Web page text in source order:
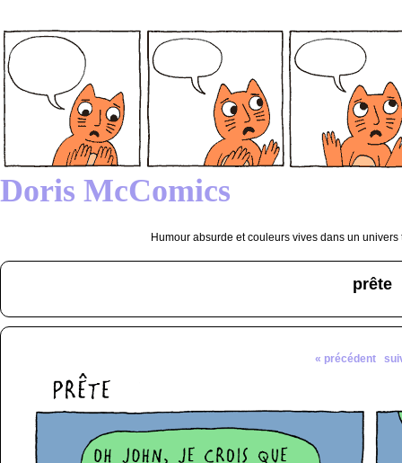
Doris McComics
Humour absurde et couleurs vives dans un
prête
« précédent